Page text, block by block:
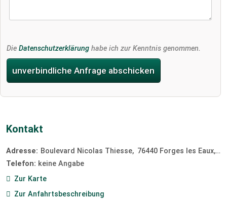
Die Datenschutzerklärung habe ich zur Kenntnis genommen.
unverbindliche Anfrage abschicken
Kontakt
Adresse: Boulevard Nicolas Thiesse 76440 Forges les Eaux
Telefon: keine Angabe
Zur Karte
Zur Anfahrtsbeschreibung